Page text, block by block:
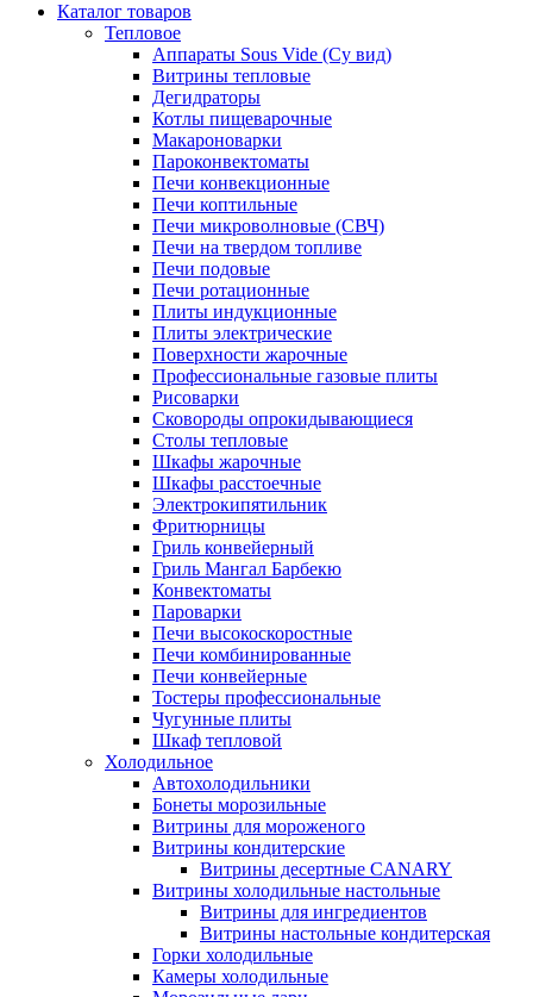
Каталог товаров
Тепловое
Аппараты Sous Vide (Су вид)
Витрины тепловые
Дегидраторы
Котлы пищеварочные
Макароноварки
Пароконвектоматы
Печи конвекционные
Печи коптильные
Печи микроволновые (СВЧ)
Печи на твердом топливе
Печи подовые
Печи ротационные
Плиты индукционные
Плиты электрические
Поверхности жарочные
Профессиональные газовые плиты
Рисоварки
Сковороды опрокидывающиеся
Столы тепловые
Шкафы жарочные
Шкафы расстоечные
Электрокипятильник
Фритюрницы
Гриль конвейерный
Гриль Мангал Барбекю
Конвектоматы
Пароварки
Печи высокоскоростные
Печи комбинированные
Печи конвейерные
Тостеры профессиональные
Чугунные плиты
Шкаф тепловой
Холодильное
Автохолодильники
Бонеты морозильные
Витрины для мороженого
Витрины кондитерские
Витрины десертные CANARY
Витрины холодильные настольные
Витрины для ингредиентов
Витрины настольные кондитерская
Горки холодильные
Камеры холодильные